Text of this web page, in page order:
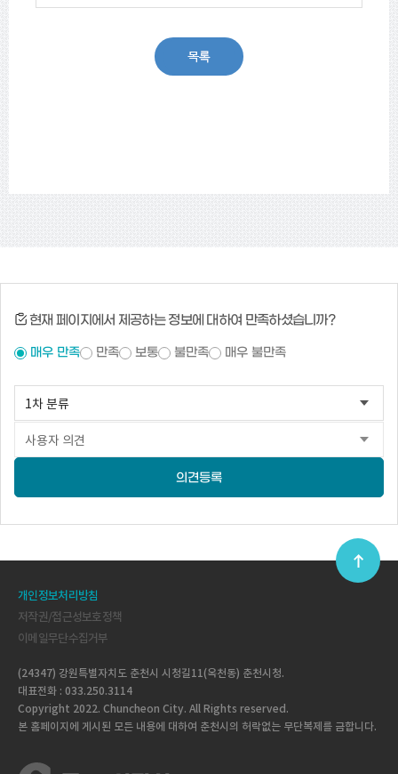
현재 페이지에서 제공하는 정보에 대하여 만족하셨습니까?
매우 만족 만족 보통 불만족 매우 불만족
의견등록
개인정보처리방침
저작권/접근성보호정책
이메일무단수집거부
(24347) 강원특별자치도 춘천시 시청길11(옥천동) 춘천시청.
대표전화 : 033.250.3114
Copyright 2022. Chuncheon City. All Rights reserved.
본 홈페이지에 게시된 모든 내용에 대하여 춘천시의 허락없는 무단복제를 금합니다.